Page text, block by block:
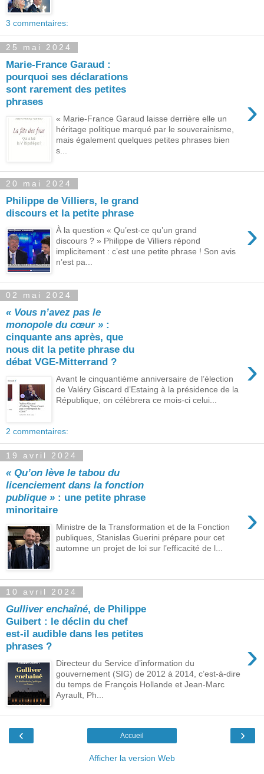
3 commentaires:
25 mai 2024
Marie-France Garaud :
pourquoi ses déclarations
sont rarement des petites
phrases
›
« Marie-France Garaud laisse derrière elle un
héritage politique marqué par le souverainisme,
mais également quelques petites phrases bien
s...
20 mai 2024
Philippe de Villiers, le grand
discours et la petite phrase
›
À la question « Qu’est-ce qu’un grand
discours ? » Philippe de Villiers répond
implicitement : c’est une petite phrase ! Son avis
n’est pa...
02 mai 2024
« Vous n’avez pas le
monopole du cœur » :
cinquante ans après, que
nous dit la petite phrase du
débat VGE-Mitterrand ?
›
Avant le cinquantième anniversaire de l’élection
de Valéry Giscard d’Estaing à la présidence de la
République, on célébrera ce mois-ci celui...
2 commentaires:
19 avril 2024
« Qu’on lève le tabou du
licenciement dans la fonction
publique » : une petite phrase
minoritaire
›
Ministre de la Transformation et de la Fonction
publiques, Stanislas Guerini prépare pour cet
automne un projet de loi sur l’efficacité de l...
10 avril 2024
Gulliver enchaîné, de Philippe
Guibert : le déclin du chef
est-il audible dans les petites
phrases ?
›
Directeur du Service d’information du
gouvernement (SIG) de 2012 à 2014, c’est-à-dire
du temps de François Hollande et Jean-Marc
Ayrault, Ph...
‹ ›
Accueil
Afficher la version Web